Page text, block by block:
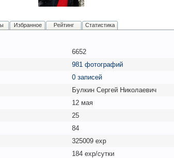
Избранное Рейтинг Статистика
6652
981 фотографий
0 записей
Булкин Сергей Николаевич
12 мая
25
84
325009 exp
184 exp/сутки